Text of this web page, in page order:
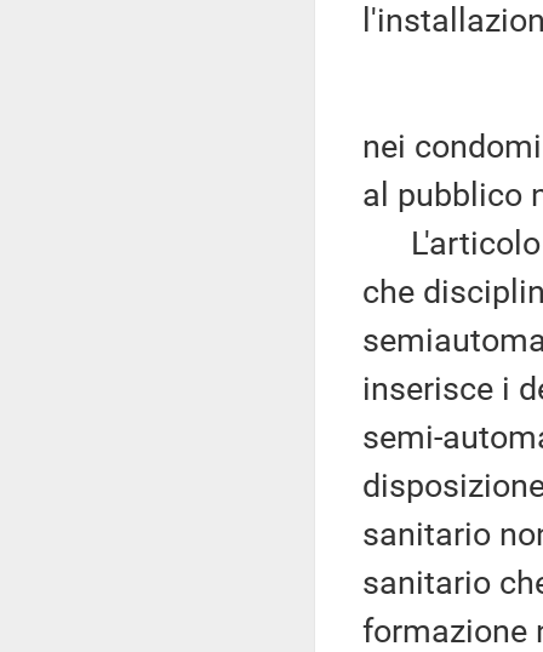
nei
al pubblico
L'articolo
che
inserisce i
semi-
sanitario
sanitario
formazione